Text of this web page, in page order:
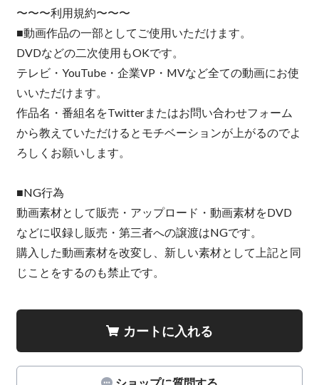
〜〜〜利用規約〜〜〜
■動画作品の一部としてご使用いただけます。
DVDなどの二次使用もOKです。
テレビ・YouTube・企業VP・MVなど全ての動画にお使
いいただけます。
作品名・番組名をTwitterまたはお問い合わせフォーム
から教えていただけるとモチベーションが上がるのでよ
ろしくお願いします。
■NG行為
動画素材として販売・アップロード・動画素材をDVD
などに収録し販売・第三者への譲渡はNGです。
購入した動画素材を改変し、新しい素材として上記と同
じことをするのも禁止です。
カートに入れる
ショップに質問する